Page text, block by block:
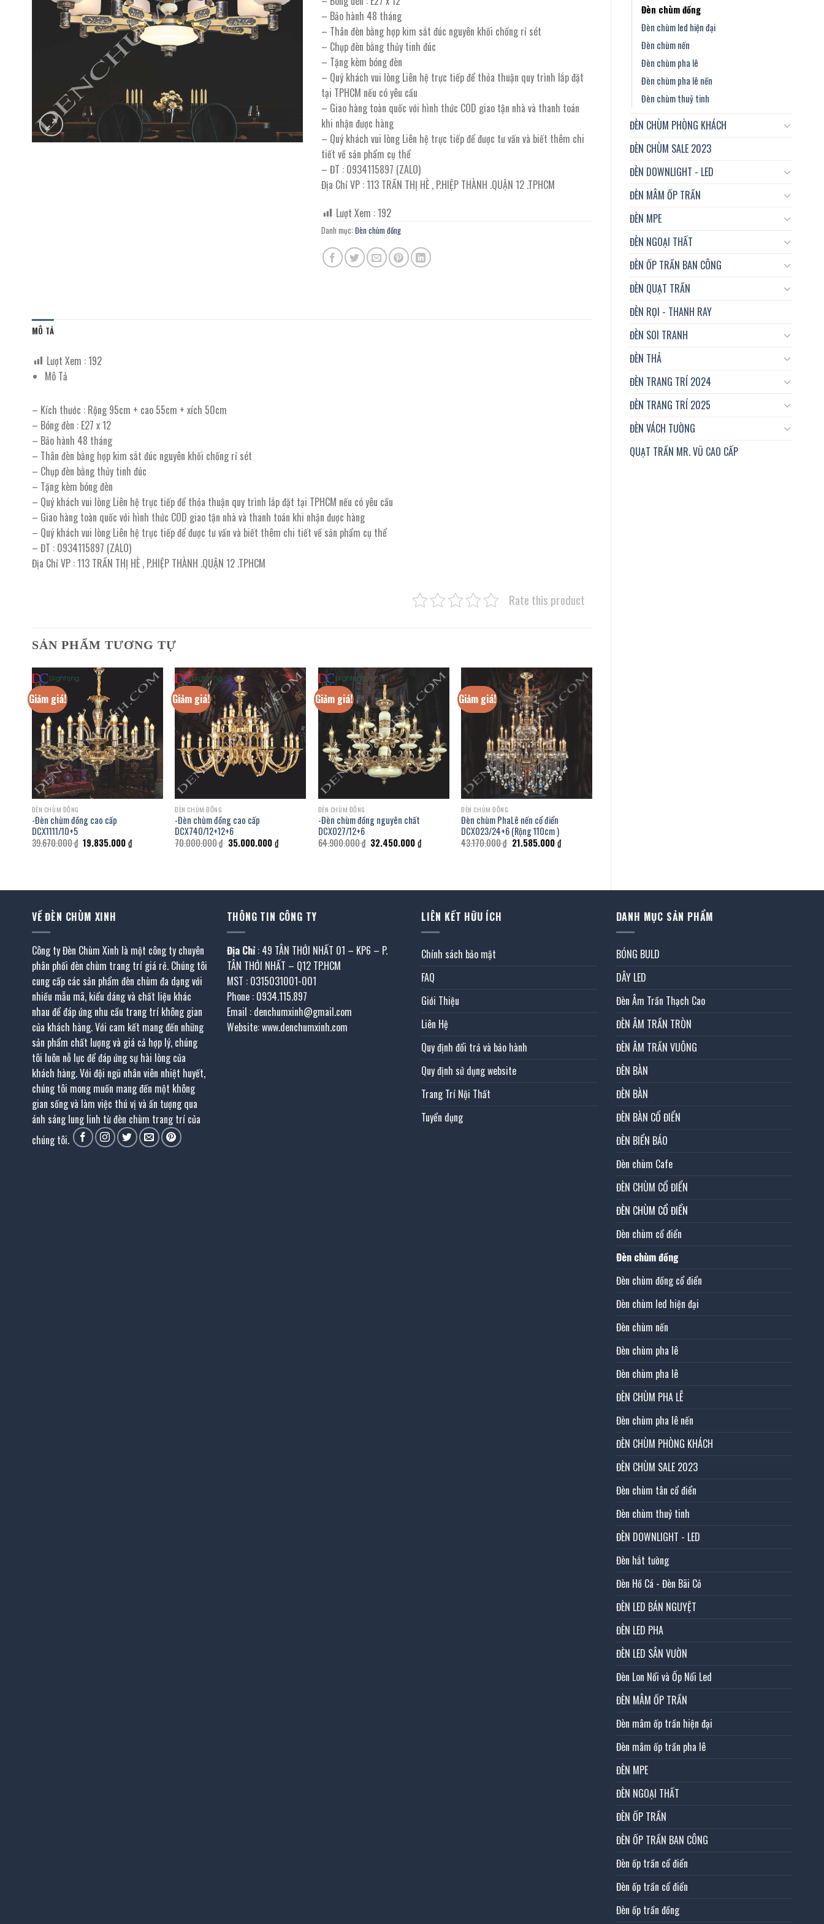
Đèn chùm đồng
Đèn chùm led hiện đại
Đèn chùm nến
Đèn chùm pha lê
Đèn chùm pha lê nến
Đèn chùm thuỷ tinh
ĐÈN CHÙM PHÒNG KHÁCH
ĐÈN CHÙM SALE 2023
ĐÈN DOWNLIGHT - LED
ĐÈN MÂM ỐP TRẦN
ĐÈN MPE
ĐÈN NGOẠI THẤT
ĐÈN ỐP TRẦN BAN CÔNG
ĐÈN QUẠT TRẦN
ĐÈN RỌI - THANH RAY
ĐÈN SOI TRANH
ĐÈN THẢ
ĐÈN TRANG TRÍ 2024
ĐÈN TRANG TRÍ 2025
ĐÈN VÁCH TƯỜNG
QUẠT TRẦN MR. VŨ CAO CẤP
15.300.000 ₫.
8.415.000 ₫.
– Bảo hành 48 tháng
– Thân đèn bằng hợp kim sắt đúc nguyên khối chống rỉ sét
– Chụp đèn bằng thủy tinh đúc
– Tặng kèm bóng đèn
– Quý khách vui lòng Liên hệ trực tiếp để thỏa thuận quy trình lắp đặt
tại TPHCM nếu có yêu cầu
– Giao hàng toàn quốc với hình thức COD giao tận nhà và thanh toán
khi nhận được hàng
– Quý khách vui lòng Liên hệ trực tiếp để được tư vấn và biết thêm chi
tiết về sản phẩm cụ thể
– ĐT : 0934115897 (ZALO)
Địa Chỉ VP : 113 TRẦN THỊ HÈ , P.HIỆP THÀNH .QUẬN 12 .TPHCM
Lượt Xem :192
Danh mục: Đèn chùm đồng
MÔ TẢ
Lượt Xem :192
Mô Tả
– Kích thước : Rộng 95cm + cao 55cm + xích 50cm
– Bóng đèn : E27 x 12
– Bảo hành 48 tháng
– Thân đèn bằng hợp kim sắt đúc nguyên khối chống rỉ sét
– Chụp đèn bằng thủy tinh đúc
– Tặng kèm bóng đèn
– Quý khách vui lòng Liên hệ trực tiếp để thỏa thuận quy trình lắp đặt tại TPHCM nếu có yêu cầu
– Giao hàng toàn quốc với hình thức COD giao tận nhà và thanh toán khi nhận được hàng
– Quý khách vui lòng Liên hệ trực tiếp để được tư vấn và biết thêm chi tiết về sản phẩm cụ thể
– ĐT : 0934115897 (ZALO)
Địa Chỉ VP : 113 TRẦN THỊ HÈ , P.HIỆP THÀNH .QUẬN 12 .TPHCM
Rate this product
SẢN PHẨM TƯƠNG TỰ
Giảm giá!
ĐÈN CHÙM ĐỒNG
-Đèn chùm đồng cao cấp
DCX1111/10+5
39.670.000₫ Giá
gốc
19.835.000₫Giá
Giảm giá!
ĐÈN CHÙM ĐỒNG
-Đèn chùm đồng cao cấp
DCX740/12+12+6
70.000.000₫ Giá
gốc
35.000.000₫Giá
hiện
Giảm giá!
ĐÈN CHÙM ĐỒNG
-Đèn chùm đồng nguyên chất
DCX027/12+6
64.900.000₫ Giá
gốc
32.450.000₫Giá
Giảm giá!
ĐÈN CHÙM ĐỒNG
Đèn chùm PhaLê nến cổ điển
DCX023/24+6 (Rộng 110cm )
43.170.000₫ Giá
gốc
21.585.000₫Giá
hiện
VỀ ĐÈN CHÙM XINH
Công ty Đèn Chùm Xinh là một công ty chuyên
phân phối đèn chùm trang trí giá rẻ. Chúng tôi
cung cấp các sản phẩm đèn chùm đa dạng với
nhiều mẫu mã, kiểu dáng và chất liệu khác
nhau để đáp ứng nhu cầu trang trí không gian
của khách hàng. Với cam kết mang đến những
sản phẩm chất lượng và giá cả hợp lý, chúng
tôi luôn nỗ lực để đáp ứng sự hài lòng của
khách hàng. Với đội ngũ nhân viên nhiệt huyết,
chúng tôi mong muốn mang đến một không
gian sống và làm việc thú vị và ấn tượng qua
ánh sáng lung linh từ đèn chùm trang trí của
chúng tôi.
THÔNG TIN CÔNG TY
Địa Chỉ : 49 TÂN THỚI NHẤT 01 – KP6 – P.
TÂN THỚI NHẤT – Q12 TP.HCM
MST : 0315031001-001
Phone : 0934.115.897
Email : denchumxinh@gmail.com
Website: www.denchumxinh.com
LIÊN KẾT HỮU ÍCH
Chính sách bảo mật
FAQ
Giới Thiệu
Liên Hệ
Quy định đổi trả và bảo hành
Quy định sử dụng website
Trang Trí Nội Thất
Tuyển dụng
DANH MỤC SẢN PHẨM
BÓNG BULD
DÂY LED
Đèn Âm Trần Thạch Cao
ĐÈN ÂM TRẦN TRÒN
ĐÈN ÂM TRẦN VUÔNG
ĐÈN BÀN
ĐÈN BÀN
ĐÈN BÀN CỔ ĐIỂN
ĐÈN BIỂN BÁO
Đèn chùm Cafe
ĐÈN CHÙM CỔ ĐIỂN
ĐÈN CHÙM CỔ ĐIỂN
Đèn chùm cổ điển
Đèn chùm đồng
Đèn chùm đồng cổ điển
Đèn chùm led hiện đại
Đèn chùm nến
Đèn chùm pha lê
Đèn chùm pha lê
ĐÈN CHÙM PHA LÊ
Đèn chùm pha lê nến
ĐÈN CHÙM PHÒNG KHÁCH
ĐÈN CHÙM SALE 2023
Đèn chùm tân cổ điển
Đèn chùm thuỷ tinh
ĐÈN DOWNLIGHT - LED
Đèn hắt tường
Đèn Hồ Cá - Đèn Bãi Cỏ
ĐÈN LED BÁN NGUYỆT
ĐÈN LED PHA
ĐÈN LED SÂN VƯỜN
Đèn Lon Nổi và Ốp Nổi Led
ĐÈN MÂM ỐP TRẦN
Đèn mâm ốp trần hiện đại
Đèn mâm ốp trần pha lê
ĐÈN MPE
ĐÈN NGOẠI THẤT
ĐÈN ỐP TRẦN
ĐÈN ỐP TRẦN BAN CÔNG
Đèn ốp trần cổ điển
Đèn ốp trần cổ điển
Đèn ốp trần đồng